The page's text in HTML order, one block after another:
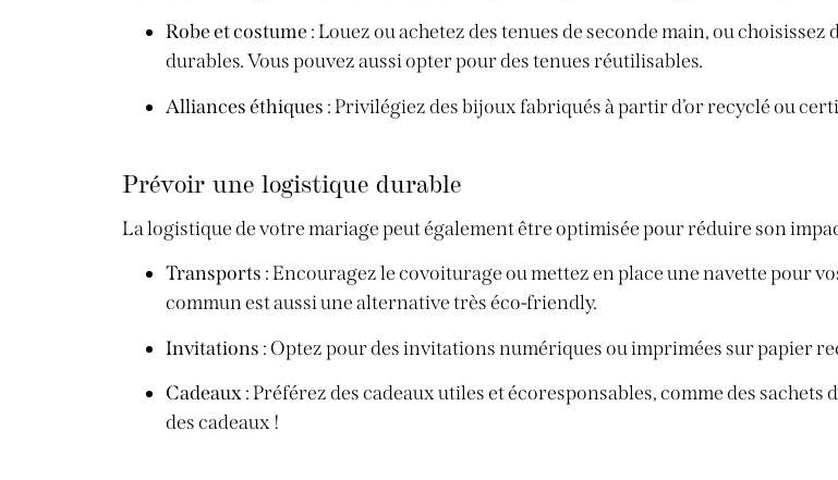
Robe et costume: Louez ou achetez des tenues de seconde main, ou
durables. Vous pouvez aussi opter pour des tenues réutilisables.
Alliances éthiques : Privilégiez des bijoux fabriqués à partir d’or recyclé ou
Prévoir une logistique durable
La logistique de votre mariage peut également être optimisée pour réduire son
Transports : Encouragez le covoiturage ou mettez en place une navette pour
commun est aussi une alternative très éco-friendly.
Invitations : Optez pour des invitations numériques ou imprimées sur papier
Cadeaux: Préférez des cadeaux utiles et écoresponsables, comme des
des cadeaux !